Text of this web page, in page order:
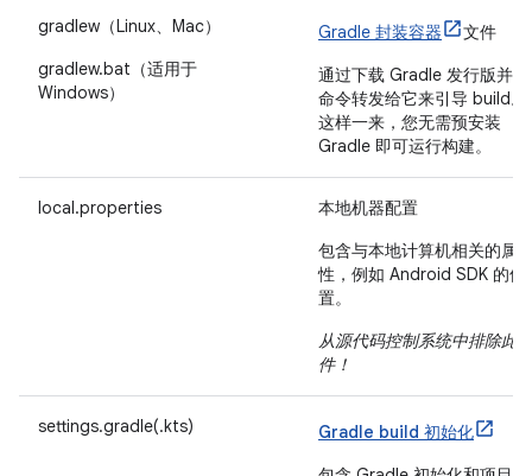
gradlew（Linux、Mac）
gradlew.bat（适用于
Windows）
Gradle 封装容器
文件
通过下载 Gradle 发行版并将
命令转发给它来引导 build。
这样一来，您无需预安装
Gradle 即可运行构建。
local.properties
本地机器配置
包含与本地计算机相关的属
性，例如 Android SDK 的位
置。
从源代码控制系统中排除此
件！
settings.gradle(.kts)
Gradle build 初始化